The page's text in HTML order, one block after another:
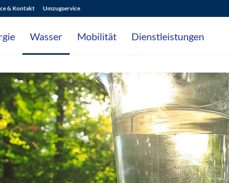
& Kontakt Umzugservice
Wasser Mobilität Dienstleistungen